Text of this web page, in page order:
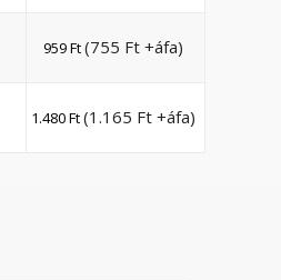
959Ft(755 Ft +áfa)
1.480Ft(1.165 Ft +áfa)